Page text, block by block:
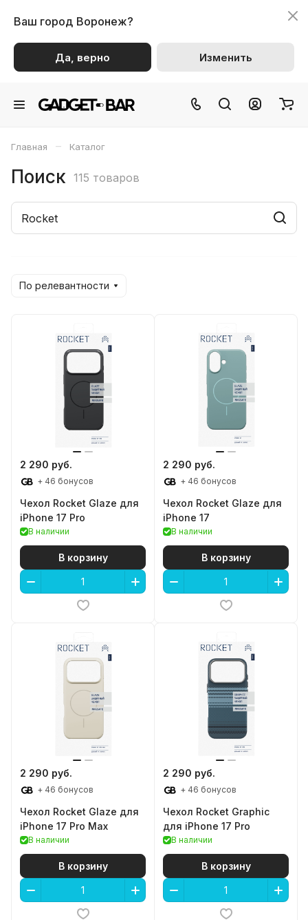
Ваш город Воронеж?
Да, верно Изменить
Главная – Каталог
Поиск 115 товаров
По релевантности
2 290 руб.
+ 46 бонусов
Чехол Rocket Glaze для
iPhone 17 Pro
В наличии
В корзину
2 290 руб.
+ 46 бонусов
Чехол Rocket Glaze для
iPhone 17
В наличии
В корзину
2 290 руб.
+ 46 бонусов
Чехол Rocket Glaze для
iPhone 17 Pro Max
В наличии
В корзину
2 290 руб.
+ 46 бонусов
Чехол Rocket Graphic
для iPhone 17 Pro
В наличии
В корзину